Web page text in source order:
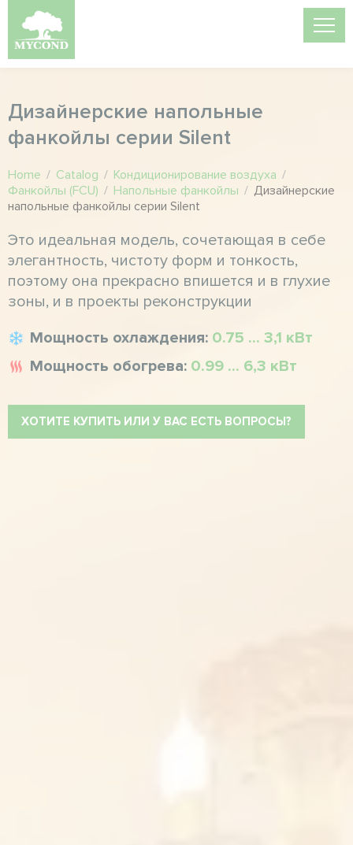
Дизайнерские напольные
фанкойлы серии Silent
Home / Catalog / Кондиционирование воздуха /
Фанкойлы (FCU) / Напольные фанкойлы / Дизайнерские
напольные фанкойлы серии Silent
Это идеальная модель, сочетающая в себе
элегантность, чистоту форм и тонкость,
поэтому она прекрасно впишется и в глухие
зоны, и в проекты реконструкции
Мощность охлаждения: 0.75 ... 3,1 кВт
Мощность обогрева: 0.99 ... 6,3 кВт
ХОТИТЕ КУПИТЬ ИЛИ У ВАС ЕСТЬ ВОПРОСЫ?